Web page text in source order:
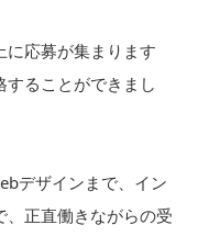
に応募が集まります
ることができまし
デザインまで、イン
、正直働きながらの受